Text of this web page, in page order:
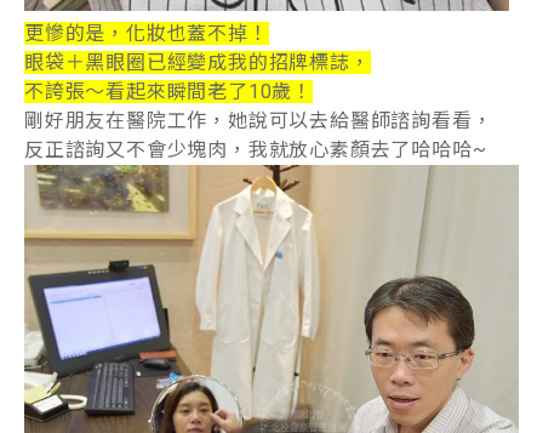
更慘的是，化妝也蓋不掉！
眼袋＋黑眼圈已經變成我的招牌標誌，
不誇張～看起來瞬間老了10歲！
剛好朋友在醫院工作，她說可以去給醫師諮詢看看，
反正諮詢又不會少塊肉，我就放心素顏去了哈哈哈~